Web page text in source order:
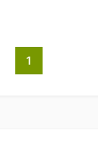
1